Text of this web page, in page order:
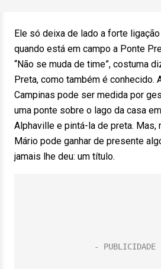
Ele só deixa de lado a forte
quando está em campo a Ponte
“Não se muda de time”, costuma
Preta, como também é conhecido.
Campinas pode ser medida por
uma ponte sobre o lago da casa
Alphaville e pintá-la de preta. Mas,
Mário pode ganhar de presente
jamais lhe deu: um título.